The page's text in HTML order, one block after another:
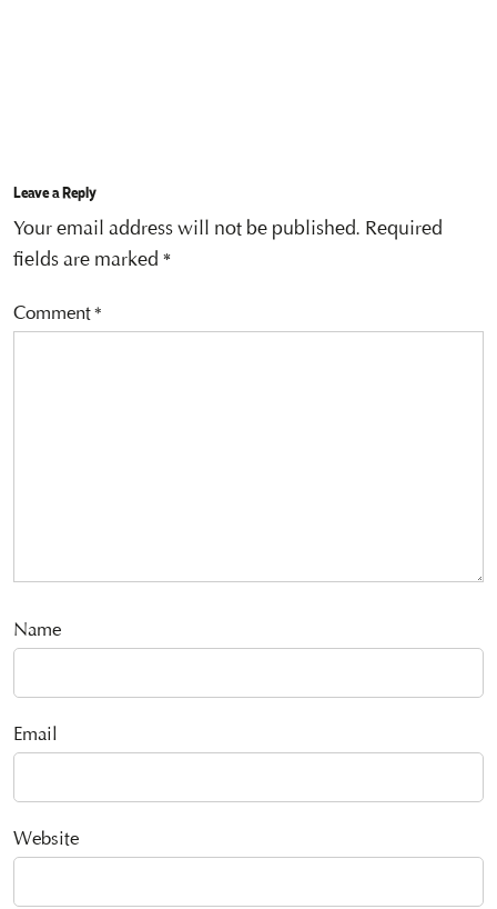
Leave a Reply
Your email address will not be published. Required
fields are marked *
Comment*
Name
Email
Website